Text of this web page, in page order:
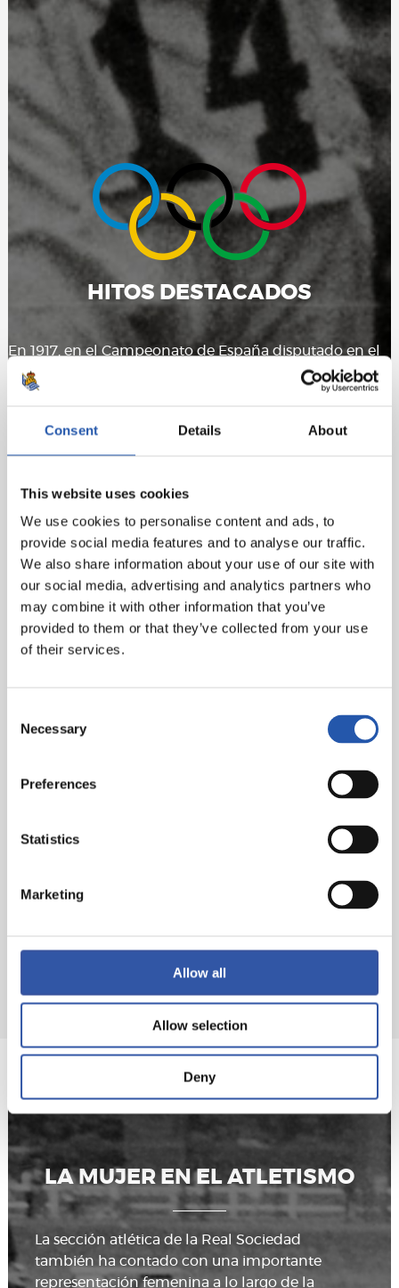
Consent Details About
This website uses cookies
We use cookies to personalise content and ads, to
provide social media features and to analyse our traffic.
We also share information about your use of our site with
our social media, advertising and analytics partners who
may combine it with other information that you’ve
provided to them or that they’ve collected from your use
of their services.
Selection
Necessary
Preferences
Statistics
Marketing
Allow all
Allow selection
Deny
HITOS DESTACADOS
En 1917, en el Campeonato de España disputado en el
campo de Atotxa, participaron varios atletas de la
sección. José Luis Elosegui estableció el récord de
podemos destacar la clasificación para los juegos
Olímpicos de Paris (1924) de Félix Mendizabal y Diego
con el mencionado Elosegui y Roberto Ordóñez, el
récord nacional de 4x100 metros.
La primera edición de los Campeonatos de España a
nivel de clubes se desarrolló en 1934, y el equipo txuri-
urdin ocupó la novena posición. Desde esa fecha la
Real siempre ha competido en la máxima categoría y,
en 1967, llegó el momento de mayor gloria para la
Salamanca y el FC Barcelona. Es el único título
segunda y tercera plaza en más ocasiones. A nivel
vasco, la Real es el equipo con más títulos.
LA MUJER EN EL ATLETISMO
La sección atlética de la Real Sociedad
también ha contado con una importante
representación femenina a lo largo de la